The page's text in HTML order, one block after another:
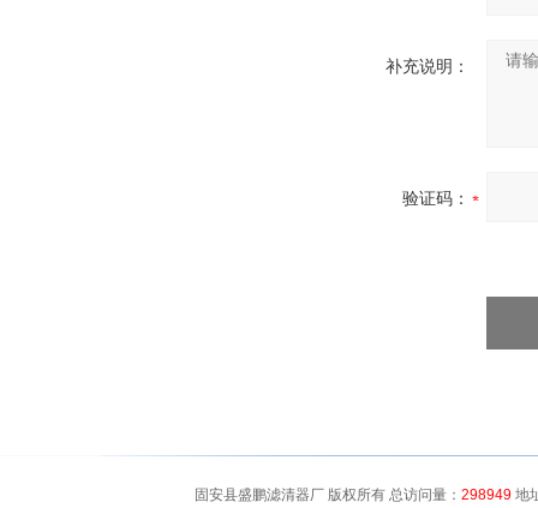
补充说明：
验证码：
固安县盛鹏滤清器厂 版权所有 总访问量： 298949地